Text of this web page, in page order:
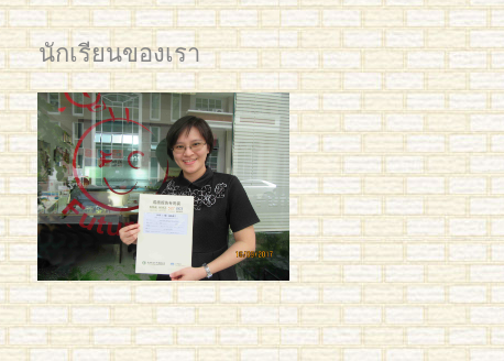
นักเรียนของเรา
2561 นิว มช Post Web